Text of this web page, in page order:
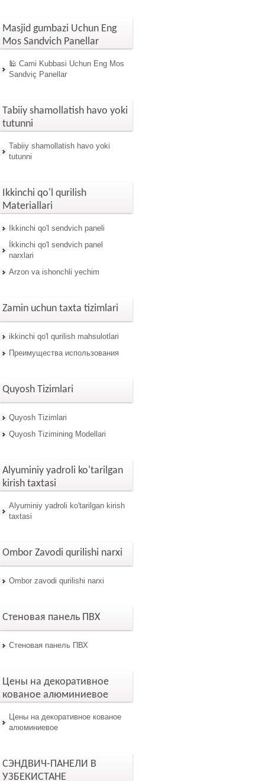
Masjid gumbazi Uchun Eng
Mos Sandvich Panellar
🕌 Cami Kubbasi Uchun Eng Mos
Sandviç Panellar
Tabiiy shamollatish havo yoki
tutunni
Tabiiy shamollatish havo yoki
tutunni
Ikkinchi qo'l qurilish
Materiallari
Ikkinchi qo'l sendvich paneli
İkkinchi qo'l sendvich panel
narxlari
Arzon va ishonchli yechim
Zamin uchun taxta tizimlari
ikkinchi qo'l qurilish mahsulotlari
Преимущества использования
Quyosh Tizimlari
Quyosh Tizimlari
Quyosh Tizimining Modellari
Alyuminiy yadroli ko'tarilgan
kirish taxtasi
Alyuminiy yadroli ko'tarilgan kirish
taxtasi
Ombor Zavodi qurilishi narxi
Ombor zavodi qurilishi narxi
Стеновая панель ПВХ
Стеновая панель ПВХ
Цены на декоративное
кованое алюминиевое
Цены на декоративное кованое
алюминиевое
СЭНДВИЧ-ПАНЕЛИ В
УЗБЕКИСТАНЕ